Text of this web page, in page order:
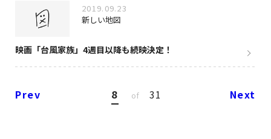
2019.09.23
新しい地図
映画「台風家族」4週目以降も続映決定！
Prev 8 of 31 Next